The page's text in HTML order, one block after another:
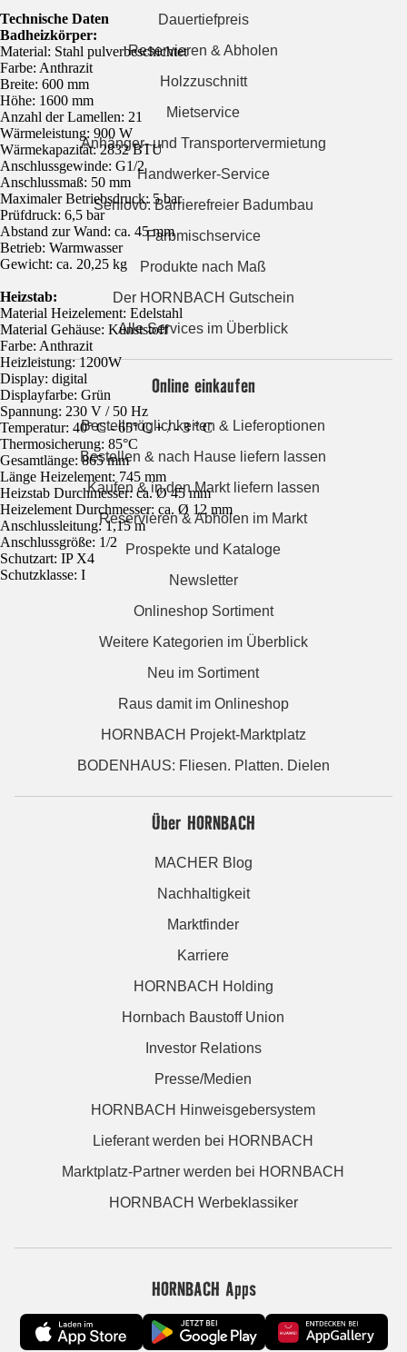
Technische Daten
Badheizkörper:
Material: Stahl pulverbeschichtet
Farbe: Anthrazit
Breite: 600 mm
Höhe: 1600 mm
Anzahl der Lamellen: 21
Wärmeleistung: 900 W
Wärmekapazität: 2832 BTU
Anschlussgewinde: G1/2
Anschlussmaß: 50 mm
Maximaler Betriebsdruck: 5 bar
Prüfdruck: 6,5 bar
Abstand zur Wand: ca. 45 mm
Betrieb: Warmwasser
Gewicht: ca. 20,25 kg
Heizstab:
Material Heizelement: Edelstahl
Material Gehäuse: Kunststoff
Farbe: Anthrazit
Heizleistung: 1200W
Display: digital
Displayfarbe: Grün
Spannung: 230 V / 50 Hz
Temperatur: 40° C - 65° C + / - 3 ° C
Thermosicherung: 85°C
Gesamtlänge: 865 mm
Länge Heizelement: 745 mm
Heizstab Durchmesser: ca. Ø 45 mm
Heizelement Durchmesser: ca. Ø 12 mm
Anschlussleitung: 1,15 m
Anschlussgröße: 1/2
Schutzart: IP X4
Schutzklasse: I
Dauertiefpreis
Reservieren & Abholen
Holzzuschnitt
Mietservice
Anhänger- und Transportervermietung
Handwerker-Service
Seniovo: Barrierefreier Badumbau
Farbmischservice
Produkte nach Maß
Der HORNBACH Gutschein
Alle Services im Überblick
Online einkaufen
Bestellmöglichkeiten & Lieferoptionen
Bestellen & nach Hause liefern lassen
Kaufen & in den Markt liefern lassen
Reservieren & Abholen im Markt
Prospekte und Kataloge
Newsletter
Onlineshop Sortiment
Weitere Kategorien im Überblick
Neu im Sortiment
Raus damit im Onlineshop
HORNBACH Projekt-Marktplatz
BODENHAUS: Fliesen. Platten. Dielen
Über HORNBACH
MACHER Blog
Nachhaltigkeit
Marktfinder
Karriere
HORNBACH Holding
Hornbach Baustoff Union
Investor Relations
Presse/Medien
HORNBACH Hinweisgebersystem
Lieferant werden bei HORNBACH
Marktplatz-Partner werden bei HORNBACH
HORNBACH Werbeklassiker
HORNBACH Apps